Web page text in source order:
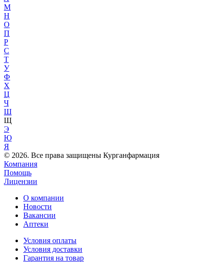
М
Н
О
П
Р
С
Т
У
Ф
Х
Ц
Ч
Ш
Щ
Э
Ю
Я
© 2026. Все права защищены Курганфармация
Компания
Помощь
Лицензии
О компании
Новости
Вакансии
Аптеки
Условия оплаты
Условия доставки
Гарантия на товар